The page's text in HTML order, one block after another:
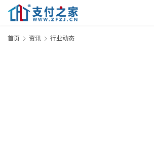
首页 资讯 行业动态